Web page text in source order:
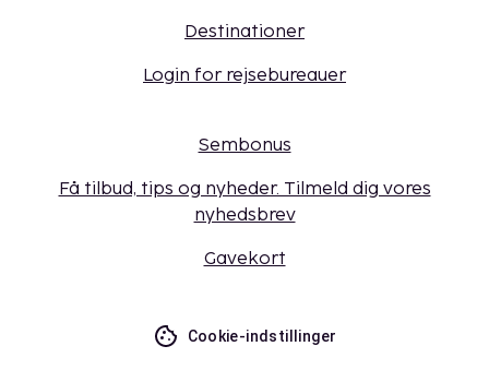
Destinationer
Login for rejsebureauer
Sembonus
Få tilbud, tips og nyheder. Tilmeld dig vores
nyhedsbrev
Gavekort
Cookie-indstillinger